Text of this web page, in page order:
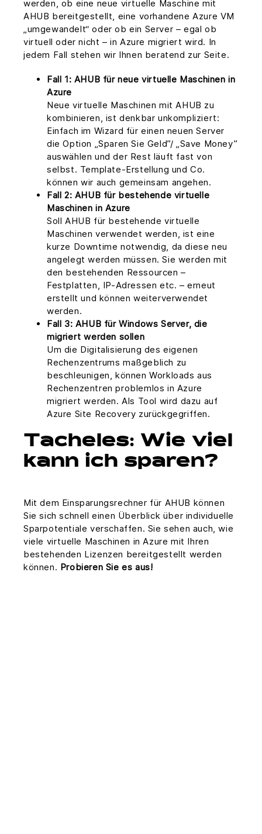
werden, ob eine neue virtuelle Maschine mit
AHUB bereitgestellt, eine vorhandene Azure VM
„umgewandelt“ oder ob ein Server – egal ob
virtuell oder nicht – in Azure migriert wird. In
jedem Fall stehen wir Ihnen beratend zur Seite.
Fall 1: AHUB für neue virtuelle Maschinen in
Azure
Neue virtuelle Maschinen mit AHUB zu
kombinieren, ist denkbar unkompliziert:
Einfach im Wizard für einen neuen Server
die Option „Sparen Sie Geld”/ „Save Money”
auswählen und der Rest läuft fast von
selbst. Template-Erstellung und Co.
können wir auch gemeinsam angehen.
Fall 2: AHUB für bestehende virtuelle
Maschinen in Azure
Soll AHUB für bestehende virtuelle
Maschinen verwendet werden, ist eine
kurze Downtime notwendig, da diese neu
angelegt werden müssen. Sie werden mit
den bestehenden Ressourcen –
Festplatten, IP-Adressen etc. – erneut
erstellt und können weiterverwendet
werden.
Fall 3: AHUB für Windows Server, die
migriert werden sollen
Um die Digitalisierung des eigenen
Rechenzentrums maßgeblich zu
beschleunigen, können Workloads aus
Rechenzentren problemlos in Azure
migriert werden. Als Tool wird dazu auf
Azure Site Recovery zurückgegriffen.
Tacheles: Wie viel
kann ich sparen?
Mit dem Einsparungsrechner für AHUB können
Sie sich schnell einen Überblick über individuelle
Sparpotentiale verschaffen. Sie sehen auch, wie
viele virtuelle Maschinen in Azure mit Ihren
bestehenden Lizenzen bereitgestellt werden
können. Probieren Sie es aus!